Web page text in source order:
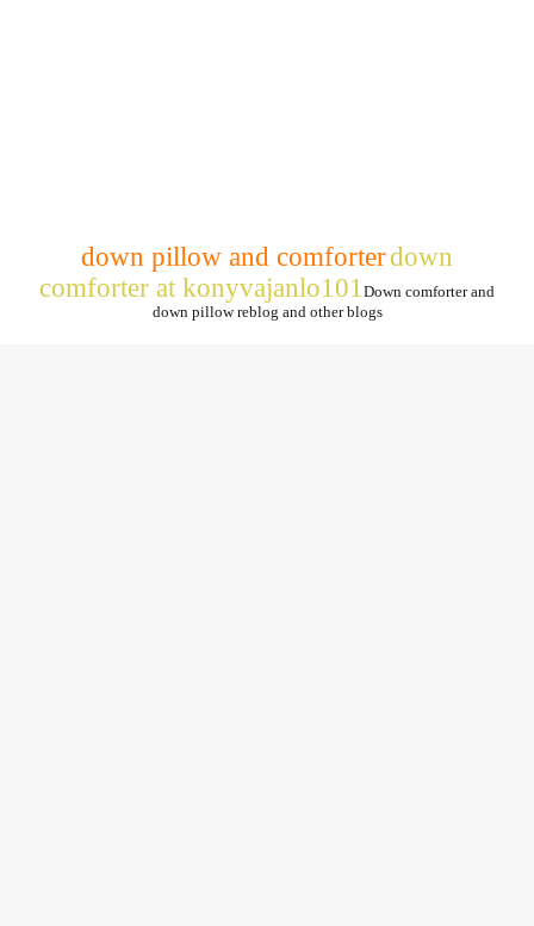
down pillow and comforterdown
comforter at konyvajanlo101Down comforter and
down pillow reblog and other blogs